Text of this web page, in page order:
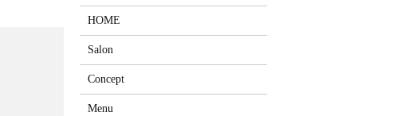
HOME
Salon
Concept
Menu